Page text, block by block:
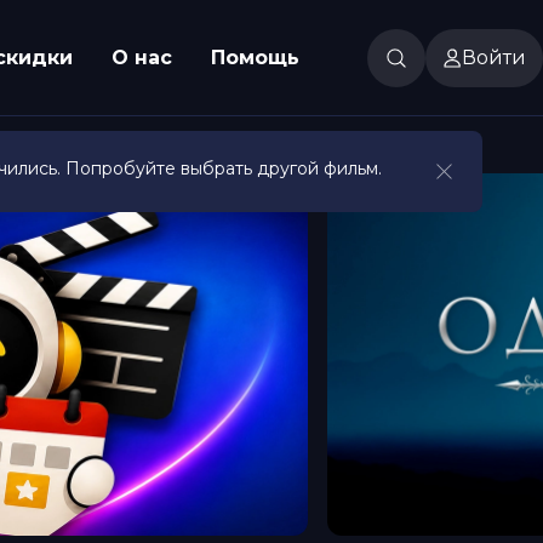
О нас Помощь Войти
Попробуйте выбрать другой фильм.